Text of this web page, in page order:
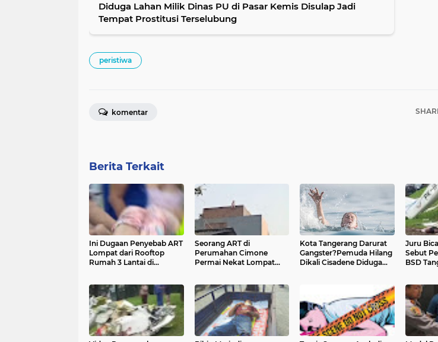
Diduga Lahan Milik Dinas PU di Pasar Kemis Disulap Jadi
Tempat Prostitusi Terselubung
peristiwa
komentar
Berita Terkait
Ini Dugaan Penyebab ART
Lompat dari Rooftop
Rumah 3 Lantai di
Seorang ART di
Perumahan Cimone
Permai Nekat Lompat
Kota Tangerang Darurat
Gangster?Pemuda Hilang
Dikali Cisadene Diduga
Juru
Sebut
BSD